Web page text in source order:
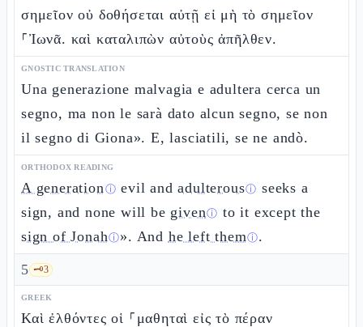
σημεῖον οὐ δοθήσεται αὐτῇ εἰ μὴ τὸ σημεῖον
⸀Ἰωνᾶ. καὶ καταλιπὼν αὐτοὺς ἀπῆλθεν.
GNOSTIC TRANSLATION
Una generazione malvagia e adultera cerca un
segno, ma non le sarà dato alcun segno, se non
il segno di Giona». E, lasciatili, se ne andò.
ORTHODOX READING
A generationⓘ evil andadulterousⓘ seeks a
sign, and none will be givenⓘ to it except the
sign of Jonahⓘ». And he left themⓘ.
5 🗝️3
GREEK
Καὶ ἐλθόντες οἱ ⸀μαθηταὶ εἰς τὸ πέραν